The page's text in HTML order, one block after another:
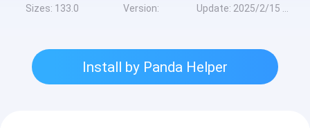
Sizes: 133.0 Version: Update: 2025/2/15 8:00:00
Install by Panda Helper